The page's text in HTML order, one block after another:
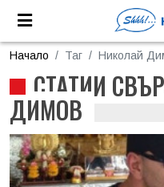
Начало Таг Николай
СТАТИИ
ДИМОВ